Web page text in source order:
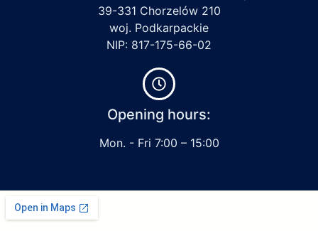
39-331 Chorzelów 210
woj. Podkarpackie
NIP: 817-175-66-02
Opening hours:
Mon. - Fri 7:00 – 15:00